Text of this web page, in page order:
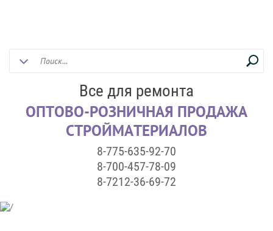
Все для ремонта
ОПТОВО-РОЗНИЧНАЯ ПРОДАЖА
СТРОЙМАТЕРИАЛОВ
8-775-635-92-70
8-700-457-78-09
8-7212-36-69-72